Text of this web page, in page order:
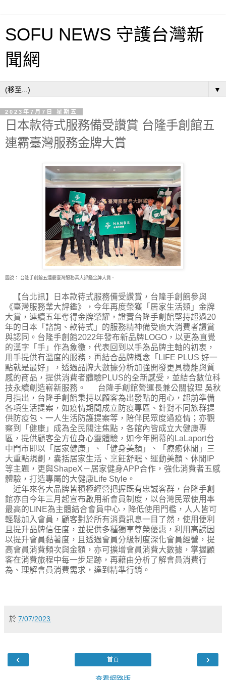
SOFU NEWS 守護台灣新
聞網
▼
2023年7月7日 星期五
日本款待式服務備受讚賞 台隆手創館五
連霸臺灣服務金牌大賞
圖說： 台隆手創館五連霸臺灣服務業大評鑑金牌大賞。
【台北訊】日本款待式服務備受讚賞，台隆手創館參與
《臺灣服務業大評鑑》，今年再度榮獲「居家生活類」金牌
大賞，連續五年奪得金牌榮耀，證實台隆手創館堅持超過20
年的日本「諮詢、款待式」的服務精神備受廣大消費者讚賞
與認同。台隆手創館2022年發布新品牌LOGO，以更為直覺
的漢字「手」作為象徵，代表回到以手為品牌主軸的初衷，
用手提供有溫度的服務，再結合品牌概念「LIFE PLUS 好一
點就是最好」，透過品牌大數據分析加強開發更具機能與質
感的商品，提供消費者體驗PLUS的全新感受，並結合數位科
技永續創造嶄新服務。 台隆手創館營運長兼公關協理 吳秋
月指出，台隆手創館秉持以顧客為出發點的用心，超前準備
各項生活提案，如疫情期間成立防疫專區、針對不同族群提
供防疫包、一人生活防護提案等，陪伴民眾度過疫情；亦觀
察到「健康」成為全民關注焦點，各館內皆成立大健康專
區，提供顧客全方位身心靈體驗，如今年開幕的LaLaport台
中門市即以「居家健康」、「健身美顏」、「療癒休閒」三
大重點規劃，囊括居家生活、烹飪舒眠、運動美顏、休閒IP
等主題，更與ShapeX－居家健身APP合作，強化消費者五感
體驗，打造專屬的大健康Life Style。
近年來各大品牌皆積極經營把握既有忠誠客群，台隆手創
館亦自今年三月起宣布啟用新會員制度，以台灣民眾使用率
最高的LINE為主體結合會員中心，降低使用門檻，人人皆可
輕鬆加入會員，顧客對於所有消費訊息一目了然，使用便利
且提升品牌信任度，並提供多種獨享尊榮優惠，利用高誘因
以提升會員黏著度，且透過會員分級制度深化會員經營，提
高會員消費頻次與金額，亦可擴增會員消費大數據，掌握顧
客在消費旅程中每一步足跡，再藉由分析了解會員消費行
為、理解會員消費需求，達到精準行銷。
於 7/07/2023
‹ ›
首頁